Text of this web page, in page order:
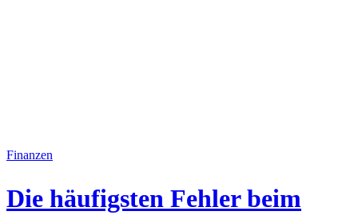
Finanzen
Die häufigsten Fehler beim